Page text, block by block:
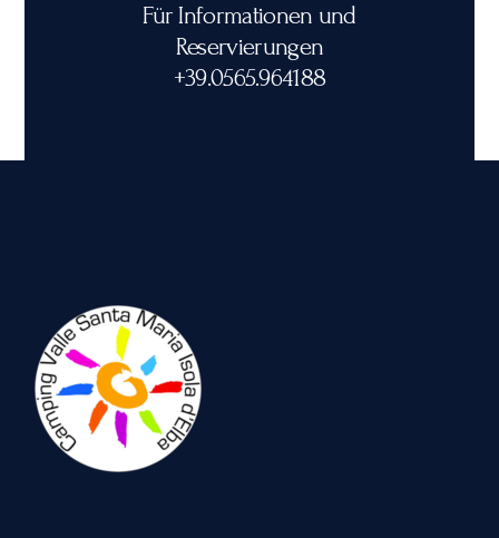
Für Informationen und
Reservierungen
+39.0565.964188